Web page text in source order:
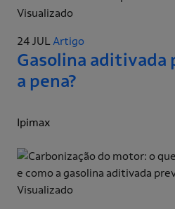
Visualizado
24 JULArtigo
Gasolina aditivada
a pena?
Ipimax
Visualizado